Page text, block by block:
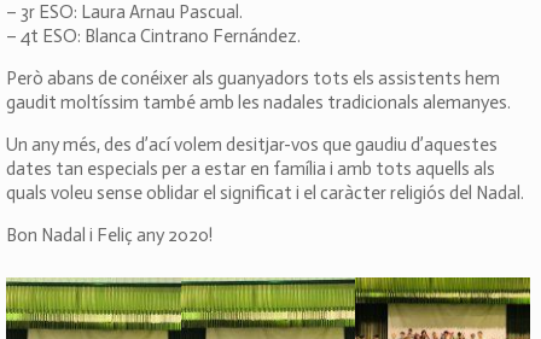
– 3r ESO: Laura Arnau Pascual.
– 4t ESO: Blanca Cintrano Fernández.
Però abans de conéixer als guanyadors tots els assistents hem
gaudit moltíssim també amb les nadales tradicionals alemanyes.
Un any més, des d’ací volem desitjar-vos que gaudiu d’aquestes
dates tan especials per a estar en família i amb tots aquells als
quals voleu sense oblidar el significat i el caràcter religiós del Nadal.
Bon Nadal i Feliç any 2020!